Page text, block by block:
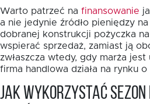
Warto patrzeć na finansowanie
a nie jedynie źródło pieniędzy
dobranej konstrukcji pożyczka
wspierać sprzedaż, zamiast ją
zwłaszcza wtedy, gdy marża
firma handlowa działa na rynku
Jak wykorzystać sezon